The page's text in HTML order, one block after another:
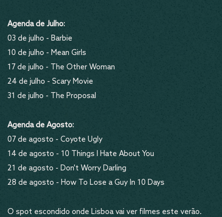
Agenda de Julho:
03 de julho - Barbie
10 de julho - Mean Girls
17 de julho - The Other Woman
24 de julho - Scary Movie
31 de julho - The Proposal
Agenda de Agosto:
07 de agosto - Coyote Ugly
14 de agosto - 10 Things I Hate About You
21 de agosto - Don't Worry Darling
28 de agosto - How To Lose a Guy In 10 Days
O spot escondido onde Lisboa vai ver filmes este verão.